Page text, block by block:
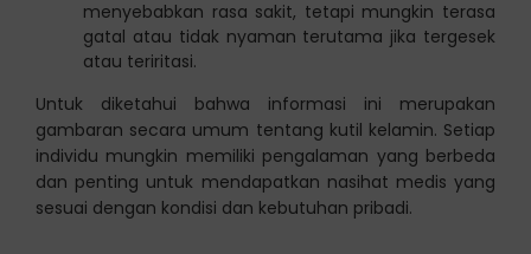
menyebabkan rasa sakit, tetapi mungkin terasa
gatal atau tidak nyaman terutama jika tergesek
atau teriritasi.
Untuk diketahui bahwa informasi ini merupakan
gambaran secara umum tentang kutil kelamin. Setiap
individu mungkin memiliki pengalaman yang berbeda
dan penting untuk mendapatkan nasihat medis yang
sesuai dengan kondisi dan kebutuhan pribadi.